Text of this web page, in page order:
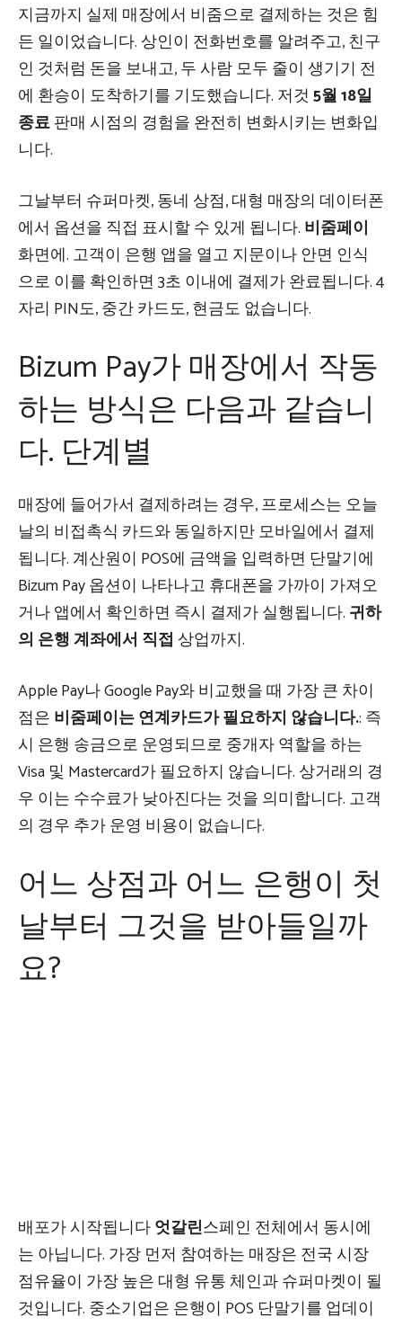
지금까지 실제 매장에서 비줌으로 결제하는 것은 힘
든 일이었습니다. 상인이 전화번호를 알려주고, 친구
인 것처럼 돈을 보내고, 두 사람 모두 줄이 생기기 전
에 환승이 도착하기를 기도했습니다. 저것5월 18일
종료판매 시점의 경험을 완전히 변화시키는 변화입
니다.
그날부터 슈퍼마켓, 동네 상점, 대형 매장의 데이터폰
에서 옵션을 직접 표시할 수 있게 됩니다. 비줌페이
화면에. 고객이 은행 앱을 열고 지문이나 안면 인식
으로 이를 확인하면 3초 이내에 결제가 완료됩니다. 4
자리 PIN도, 중간 카드도, 현금도 없습니다.
Bizum Pay가 매장에서 작동
하는 방식은 다음과 같습니
다. 단계별
매장에 들어가서 결제하려는 경우, 프로세스는 오늘
날의 비접촉식 카드와 동일하지만 모바일에서 결제
됩니다. 계산원이 POS에 금액을 입력하면 단말기에
Bizum Pay 옵션이 나타나고 휴대폰을 가까이 가져오
거나 앱에서 확인하면 즉시 결제가 실행됩니다. 귀하
의 은행 계좌에서 직접 상업까지.
Apple Pay나 Google Pay와 비교했을 때 가장 큰 차이
점은 비줌페이는 연계카드가 필요하지 않습니다.: 즉
시 은행 송금으로 운영되므로 중개자 역할을 하는
Visa 및 Mastercard가 필요하지 않습니다. 상거래의 경
우 이는 수수료가 낮아진다는 것을 의미합니다. 고객
의 경우 추가 운영 비용이 없습니다.
어느 상점과 어느 은행이 첫
날부터 그것을 받아들일까
요?
배포가 시작됩니다엇갈린스페인 전체에서 동시에
는 아닙니다. 가장 먼저 참여하는 매장은 전국 시장
점유율이 가장 높은 대형 유통 체인과 슈퍼마켓이 될
것입니다. 중소기업은 은행이 POS 단말기를 업데이